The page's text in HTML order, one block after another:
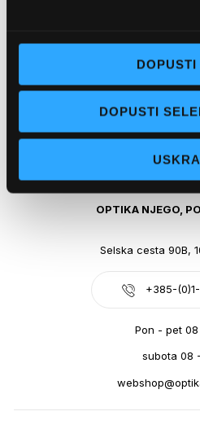
DOPUSTI
DOPUSTI
Pon - pet:
Sub: 07-
OPTIKA NJEGO,
Selska cesta 90B,
+385-
Pon - pet 08
subota 08